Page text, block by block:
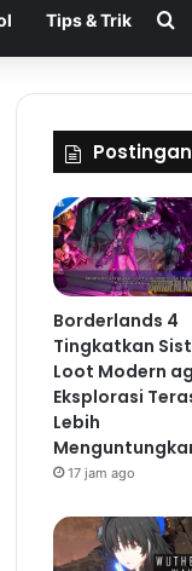
Tips & Trik
Borderlands 4
Tingkatkan
Loot Modern
Eksplorasi
Lebih
17 jam ago